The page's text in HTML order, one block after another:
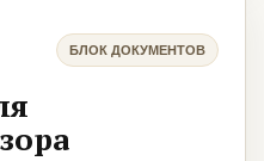
БЛОК ДОКУМЕНТОВ